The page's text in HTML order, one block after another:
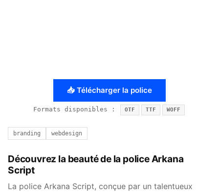
📥 Télécharger la police
Formats disponibles : OTF TTF WOFF
branding webdesign
Découvrez la beauté de la police Arkana
Script
La police Arkana Script, conçue par un talentueux